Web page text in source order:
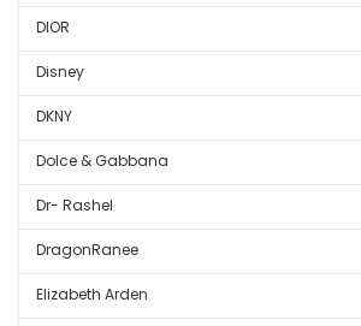
DIOR
Disney
DKNY
Dolce & Gabbana
Dr- Rashel
DragonRanee
Elizabeth Arden